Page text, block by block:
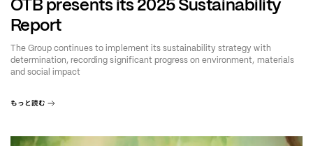
Report
The Group continues to implement its sustainability strategy with
determination, recording significant progress on environment, materials
and social impact
もっと読む